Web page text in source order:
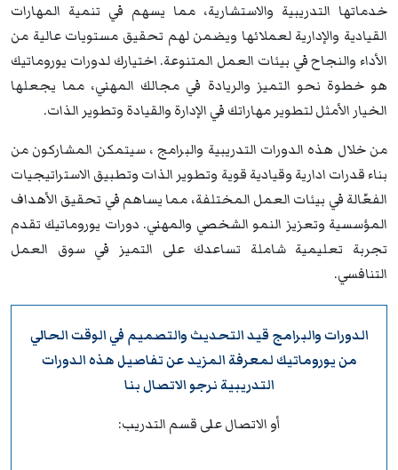
خدماتها التدريبية والاستشارية، مما يسهم في تنمية المهارات
القيادية والإدارية لعملائها ويضمن لهم تحقيق مستويات عالية من
الأداء والنجاح في بيئات العمل المتنوعة. اختيارك لدورات يوروماتيك
هو خطوة نحو التميز والريادة في مجالك المهني، مما يجعلها
الخيار الأمثل لتطوير مهاراتك في الإدارة والقيادة وتطوير الذات.
من خلال هذه الدورات التدريبية والبرامج ، سيتمكن المشاركون من
بناء قدرات ادارية وقيادية قوية وتطوير الذات وتطبيق الاستراتيجيات
الفعّالة في بيئات العمل المختلفة، مما يساهم في تحقيق الأهداف
المؤسسية وتعزيز النمو الشخصي والمهني. دورات يوروماتيك تقدم
تجربة تعليمية شاملة تساعدك على التميز في سوق العمل
التنافسي.
الدورات والبرامج قيد التحديث والتصميم في الوقت الحالي
منيوروماتيكلمعرفة المزيد عن تفاصيل هذه الدورات
التدريبية نرجوالاتصال بنا
أو الاتصال على قسم التدريب: